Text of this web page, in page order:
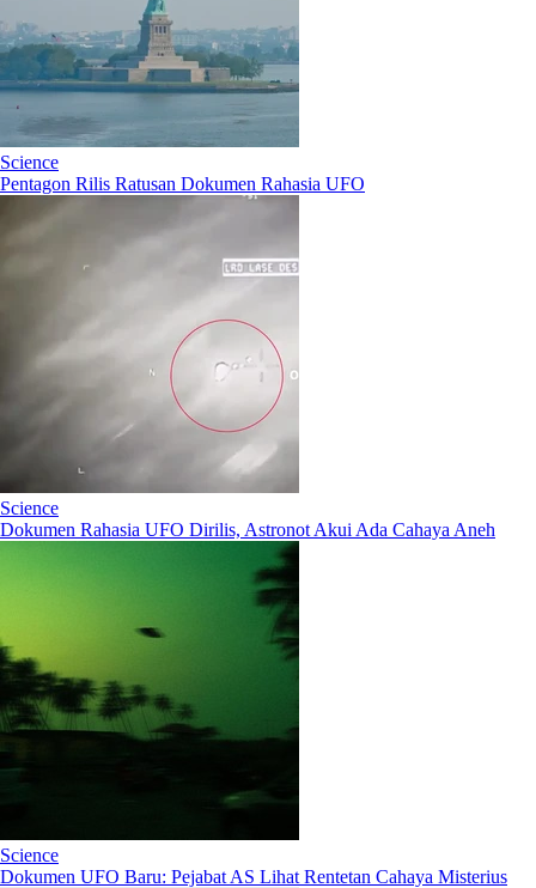
Science
Pentagon Rilis Ratusan Dokumen Rahasia UFO
Science
Dokumen Rahasia UFO Dirilis, Astronot Akui Ada Cahaya Aneh
Science
Dokumen UFO Baru: Pejabat AS Lihat Rentetan Cahaya Misterius